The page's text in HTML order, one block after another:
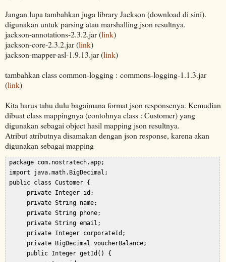
Jangan lupa tambahkan juga library Jackson (download di sini).
digunakan untuk parsing atau marshalling json resultnya.
jackson-annotations-2.3.2.jar (link)
jackson-core-2.3.2.jar (link)
jackson-mapper-asl-1.9.13.jar (link)
tambahkan class common-logging : commons-logging-1.1.3.jar
(link)
Kita harus tahu dulu bagaimana format json responsenya. Kemudian
dibuat class mappingnya (contohnya class : Customer) yang
digunakan sebagai object hasil mapping json resultnya.
Atribut atributnya disamakan dengan json response, karena akan
digunakan sebagai mapping
package com.nostratech.app;
import java.math.BigDecimal;
public class Customer {
      private Integer id;
      private String name;
      private String phone;
      private String email;
      private Integer corporateId;
      private BigDecimal voucherBalance;
      public Integer getId() {